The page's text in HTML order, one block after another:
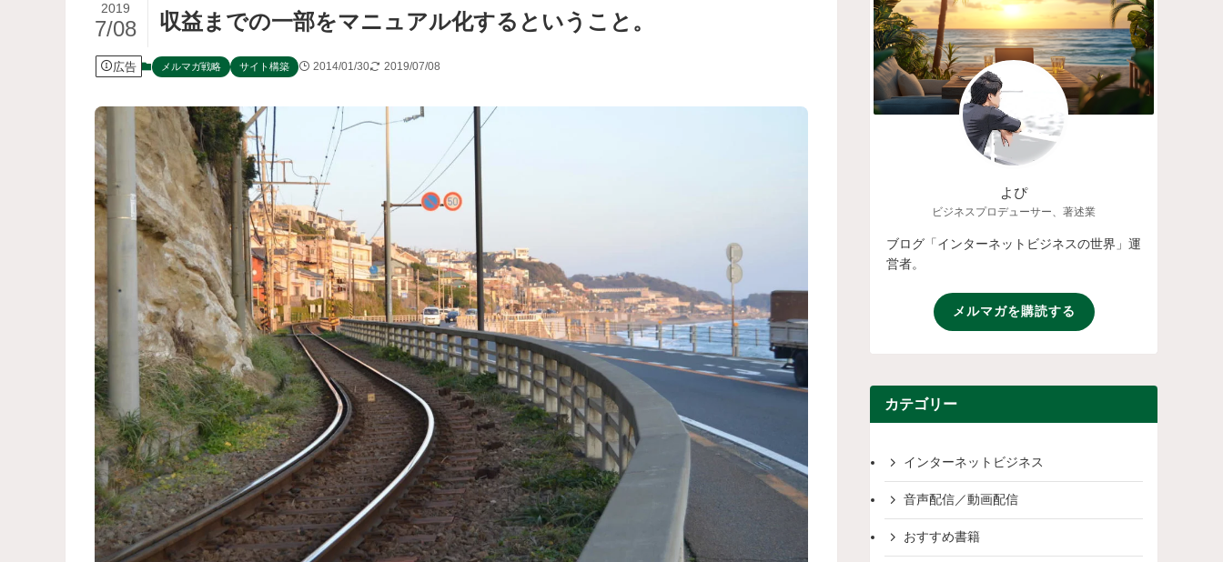
収益までの一部をマニュアル化するということ。
2019
7/08
広告 メルマガ戦略 サイト構築 2014/01/30 2019/07/08
よぴ
ビジネスプロデューサー、著述業
ブログ「インターネットビジネスの世界」運
営者。
メルマガを購読する
カテゴリー
インターネットビジネス
音声配信／動画配信
おすすめ書籍